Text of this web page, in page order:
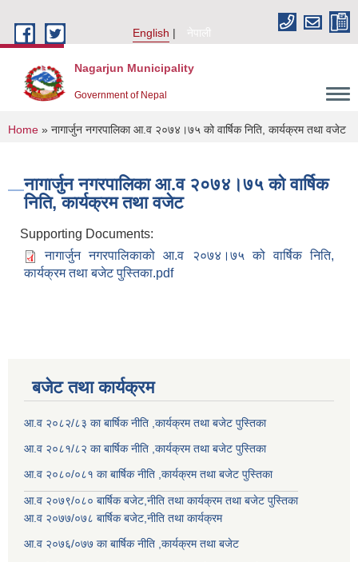
English
नेपाली
Nagarjun Municipality
Government of Nepal
You are here
Home » नागार्जुन नगरपालिका आ.व २०७४।७५ को वार्षिक निति, कार्यक्रम तथा वजेट
नागार्जुन नगरपालिका आ.व २०७४।७५ को वार्षिक
निति, कार्यक्रम तथा वजेट
Supporting Documents:
नागार्जुन नगरपालिकाको आ.व २०७४।७५ को वार्षिक निति,
कार्यक्रम तथा बजेट पुस्तिका.pdf
बजेट तथा कार्यक्रम
आ.व २०८२/८३ का बार्षिक नीति ,कार्यक्रम तथा बजेट पुस्तिका
आ.व २०८१/८२ का बार्षिक नीति ,कार्यक्रम तथा बजेट पुस्तिका
आ.व २०८०/०८१ का बार्षिक नीति ,कार्यक्रम तथा बजेट पुस्तिका
आ.व २०७९/०८० बार्षिक बजेट,नीति तथा कार्यक्रम तथा बजेट पुस्तिका
आ.व २०७७/०७८ बार्षिक बजेट,नीति तथा कार्यक्रम
आ.व २०७६/०७७ का बार्षिक नीति ,कार्यक्रम तथा बजेट